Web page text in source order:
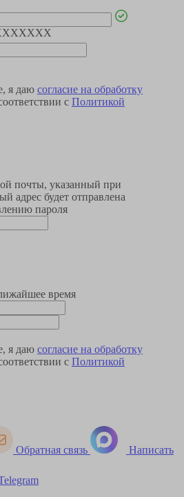
я даю согласие на обработку
с Политикой
почты, указанный при
адрес будет отправлена
пароля
время
я даю согласие на обработку
с Политикой
Обратная связь Написать